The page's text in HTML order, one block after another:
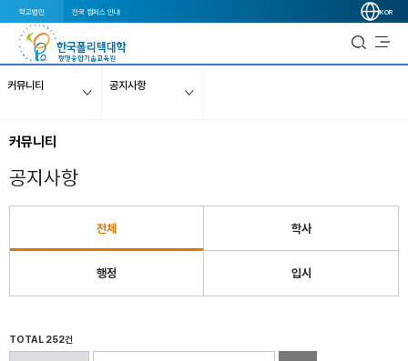
학교법인 전국 캠퍼스 안내 KOR
커뮤니티 공지사항
커뮤니티
공지사항
전체 학사
행정 입시
TOTAL 252건